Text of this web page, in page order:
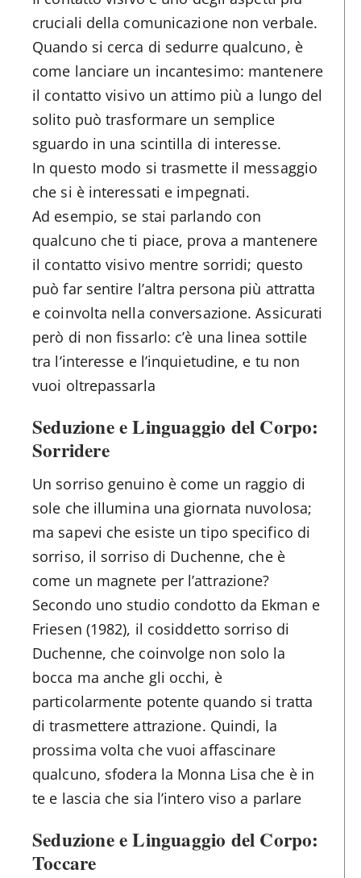
cruciali della comunicazione non verbale.
Quando si cerca di sedurre qualcuno, è
come lanciare un incantesimo: mantenere
il contatto visivo un attimo più a lungo del
solito può trasformare un semplice
sguardo in una scintilla di interesse.
In questo modo si trasmette il messaggio
che si è interessati e impegnati.
Ad esempio, se stai parlando con
qualcuno che ti piace, prova a mantenere
il contatto visivo mentre sorridi; questo
può far sentire l’altra persona più attratta
e coinvolta nella conversazione. Assicurati
però di non fissarlo: c’è una linea sottile
tra l’interesse e l’inquietudine, e tu non
vuoi oltrepassarla
Seduzione e Linguaggio del Corpo:
Sorridere
Un sorriso genuino è come un raggio di
sole che illumina una giornata nuvolosa;
ma sapevi che esiste un tipo specifico di
sorriso, il sorriso di Duchenne, che è
come un magnete per l’attrazione?
Secondo uno studio condotto da Ekman e
Friesen (1982), il cosiddetto sorriso di
Duchenne, che coinvolge non solo la
bocca ma anche gli occhi, è
particolarmente potente quando si tratta
di trasmettere attrazione. Quindi, la
prossima volta che vuoi affascinare
qualcuno, sfodera la Monna Lisa che è in
te e lascia che sia l’intero viso a parlare
Seduzione e Linguaggio del Corpo:
Toccare